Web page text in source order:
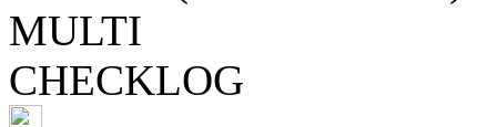
MULTI
CHECKLOG